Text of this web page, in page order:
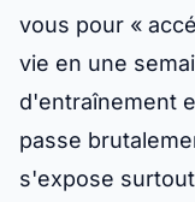
vous pour «
vie en une
d'entraînement
passe
s'expose